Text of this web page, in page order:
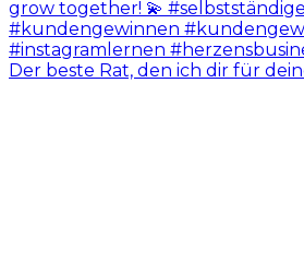
Der beste Rat, den ich dir für